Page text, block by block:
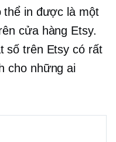
thể in được là một
cửa hàng Etsy.
số trên Etsy có rất
cho những ai